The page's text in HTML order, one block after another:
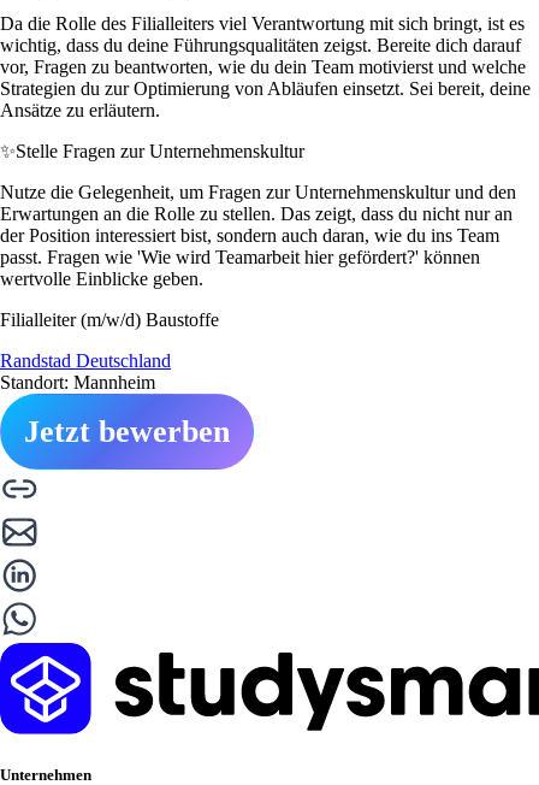
Da die Rolle des Filialleiters viel Verantwortung mit sich bringt, ist es
wichtig, dass du deine Führungsqualitäten zeigst. Bereite dich darauf
vor, Fragen zu beantworten, wie du dein Team motivierst und welche
Strategien du zur Optimierung von Abläufen einsetzt. Sei bereit, deine
Ansätze zu erläutern.
✨Stelle Fragen zur Unternehmenskultur
Nutze die Gelegenheit, um Fragen zur Unternehmenskultur und den
Erwartungen an die Rolle zu stellen. Das zeigt, dass du nicht nur an
der Position interessiert bist, sondern auch daran, wie du ins Team
passt. Fragen wie 'Wie wird Teamarbeit hier gefördert?' können
wertvolle Einblicke geben.
Filialleiter (m/w/d) Baustoffe
Randstad Deutschland
Standort: Mannheim
Jetzt bewerben
Unternehmen